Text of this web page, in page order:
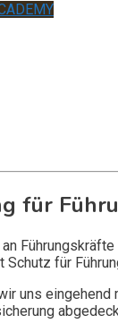
für
für
uns